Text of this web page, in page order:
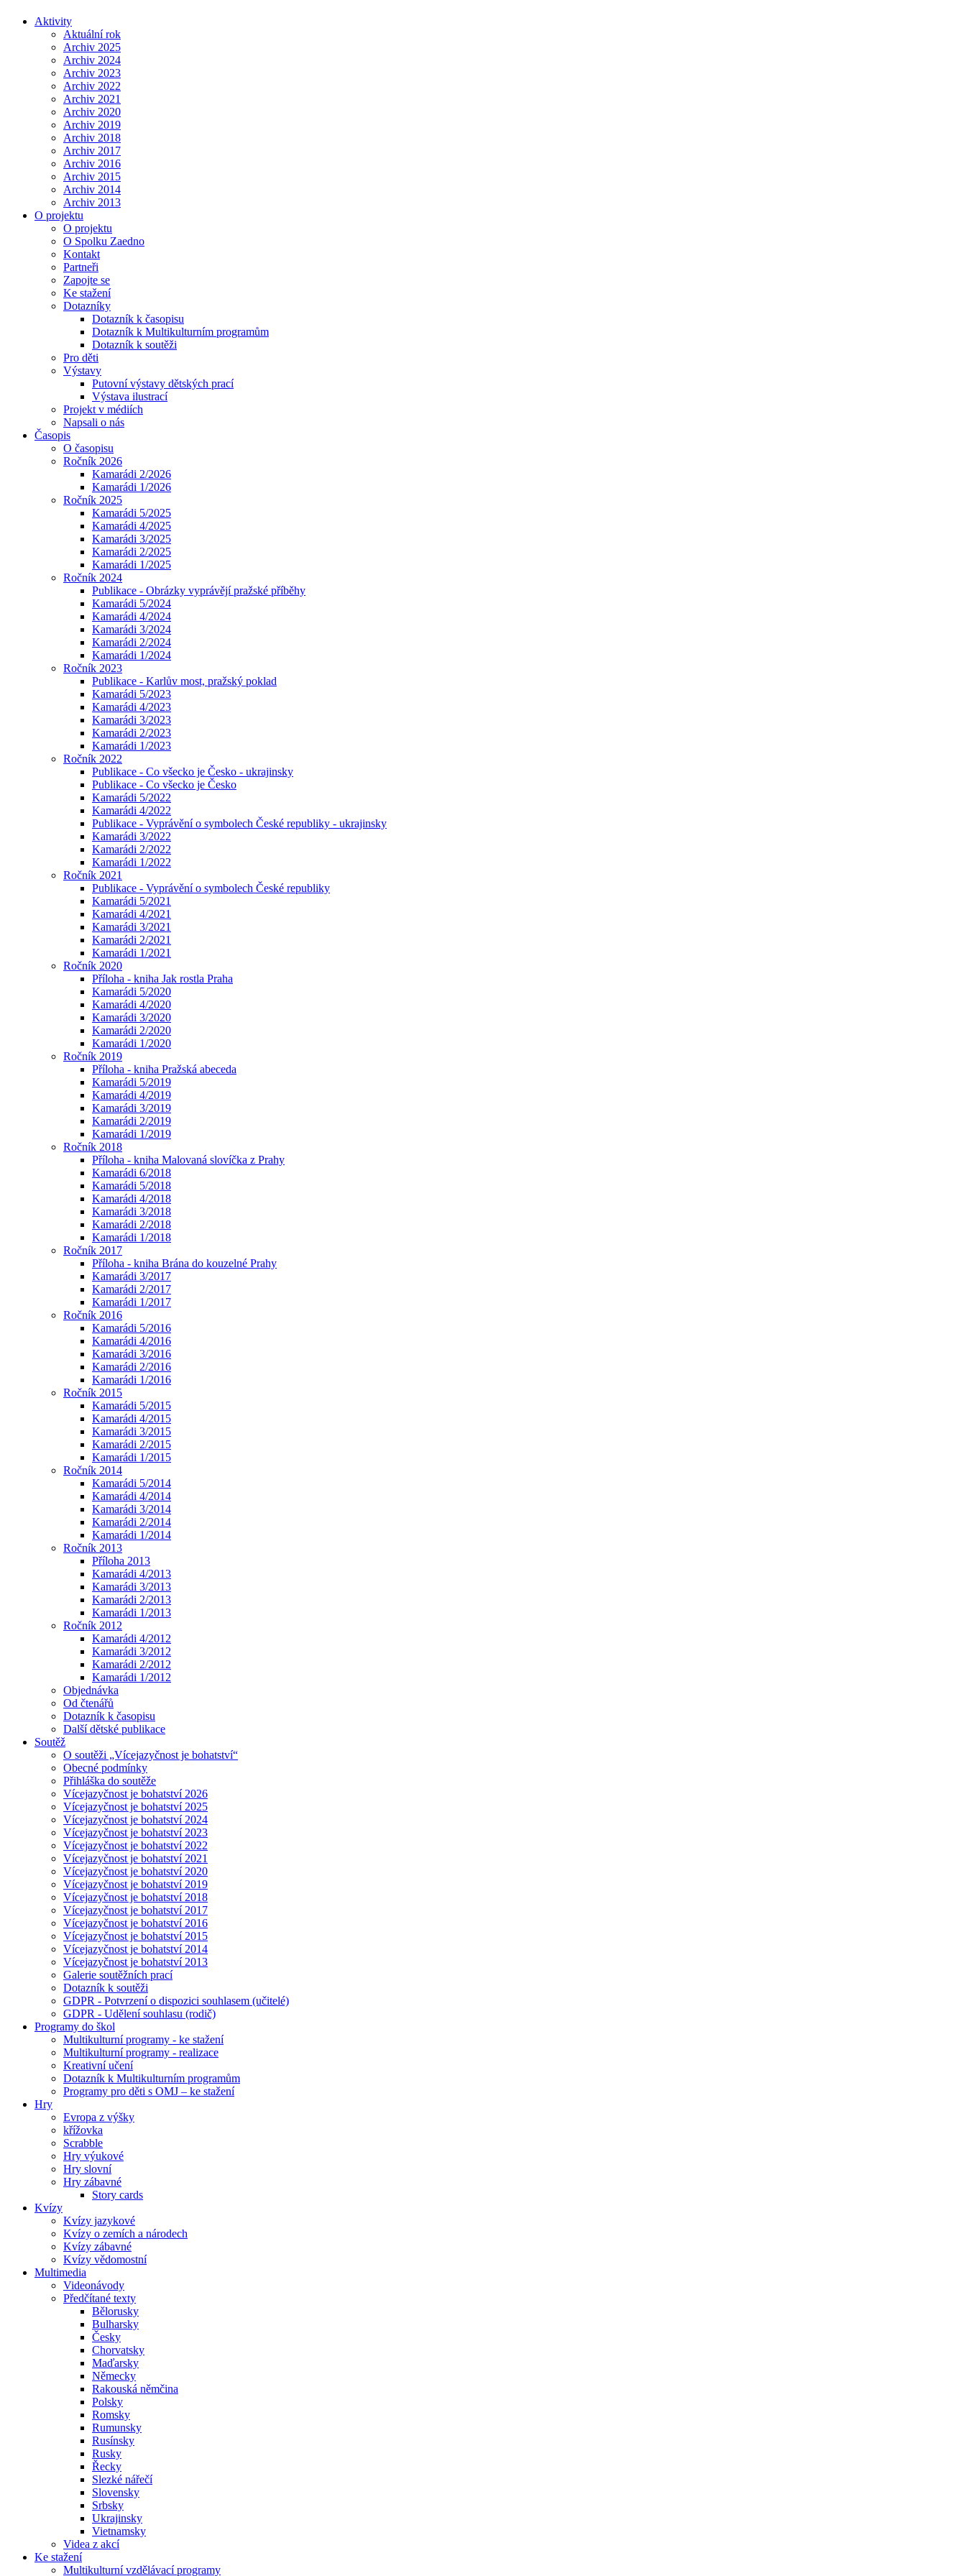
Aktivity
Aktuální rok
Archiv 2025
Archiv 2024
Archiv 2023
Archiv 2022
Archiv 2021
Archiv 2020
Archiv 2019
Archiv 2018
Archiv 2017
Archiv 2016
Archiv 2015
Archiv 2014
Archiv 2013
O projektu
O projektu
O Spolku Zaedno
Kontakt
Partneři
Zapojte se
Ke stažení
Dotazníky
Dotazník k časopisu
Dotazník k Multikulturním programům
Dotazník k soutěži
Pro děti
Výstavy
Putovní výstavy dětských prací
Výstava ilustrací
Projekt v médiích
Napsali o nás
Časopis
O časopisu
Ročník 2026
Kamarádi 2/2026
Kamarádi 1/2026
Ročník 2025
Kamarádi 5/2025
Kamarádi 4/2025
Kamarádi 3/2025
Kamarádi 2/2025
Kamarádi 1/2025
Ročník 2024
Publikace - Obrázky vyprávějí pražské příběhy
Kamarádi 5/2024
Kamarádi 4/2024
Kamarádi 3/2024
Kamarádi 2/2024
Kamarádi 1/2024
Ročník 2023
Publikace - Karlův most, pražský poklad
Kamarádi 5/2023
Kamarádi 4/2023
Kamarádi 3/2023
Kamarádi 2/2023
Kamarádi 1/2023
Ročník 2022
Publikace - Co všecko je Česko - ukrajinsky
Publikace - Co všecko je Česko
Kamarádi 5/2022
Kamarádi 4/2022
Publikace - Vyprávění o symbolech České republiky - ukrajinsky
Kamarádi 3/2022
Kamarádi 2/2022
Kamarádi 1/2022
Ročník 2021
Publikace - Vyprávění o symbolech České republiky
Kamarádi 5/2021
Kamarádi 4/2021
Kamarádi 3/2021
Kamarádi 2/2021
Kamarádi 1/2021
Ročník 2020
Příloha - kniha Jak rostla Praha
Kamarádi 5/2020
Kamarádi 4/2020
Kamarádi 3/2020
Kamarádi 2/2020
Kamarádi 1/2020
Ročník 2019
Příloha - kniha Pražská abeceda
Kamarádi 5/2019
Kamarádi 4/2019
Kamarádi 3/2019
Kamarádi 2/2019
Kamarádi 1/2019
Ročník 2018
Příloha - kniha Malovaná slovíčka z Prahy
Kamarádi 6/2018
Kamarádi 5/2018
Kamarádi 4/2018
Kamarádi 3/2018
Kamarádi 2/2018
Kamarádi 1/2018
Ročník 2017
Příloha - kniha Brána do kouzelné Prahy
Kamarádi 3/2017
Kamarádi 2/2017
Kamarádi 1/2017
Ročník 2016
Kamarádi 5/2016
Kamarádi 4/2016
Kamarádi 3/2016
Kamarádi 2/2016
Kamarádi 1/2016
Ročník 2015
Kamarádi 5/2015
Kamarádi 4/2015
Kamarádi 3/2015
Kamarádi 2/2015
Kamarádi 1/2015
Ročník 2014
Kamarádi 5/2014
Kamarádi 4/2014
Kamarádi 3/2014
Kamarádi 2/2014
Kamarádi 1/2014
Ročník 2013
Příloha 2013
Kamarádi 4/2013
Kamarádi 3/2013
Kamarádi 2/2013
Kamarádi 1/2013
Ročník 2012
Kamarádi 4/2012
Kamarádi 3/2012
Kamarádi 2/2012
Kamarádi 1/2012
Objednávka
Od čtenářů
Dotazník k časopisu
Další dětské publikace
Soutěž
O soutěži „Vícejazyčnost je bohatství“
Obecné podmínky
Přihláška do soutěže
Vícejazyčnost je bohatství 2026
Vícejazyčnost je bohatství 2025
Vícejazyčnost je bohatství 2024
Vícejazyčnost je bohatství 2023
Vícejazyčnost je bohatství 2022
Vícejazyčnost je bohatství 2021
Vícejazyčnost je bohatství 2020
Vícejazyčnost je bohatství 2019
Vícejazyčnost je bohatství 2018
Vícejazyčnost je bohatství 2017
Vícejazyčnost je bohatství 2016
Vícejazyčnost je bohatství 2015
Vícejazyčnost je bohatství 2014
Vícejazyčnost je bohatství 2013
Galerie soutěžních prací
Dotazník k soutěži
GDPR - Potvrzení o dispozici souhlasem (učitelé)
GDPR - Udělení souhlasu (rodič)
Programy do škol
Multikulturní programy - ke stažení
Multikulturní programy - realizace
Kreativní učení
Dotazník k Multikulturním programům
Programy pro děti s OMJ – ke stažení
Hry
Evropa z výšky
křížovka
Scrabble
Hry výukové
Hry slovní
Hry zábavné
Story cards
Kvízy
Kvízy jazykové
Kvízy o zemích a národech
Kvízy zábavné
Kvízy vědomostní
Multimedia
Videonávody
Předčítané texty
Bělorusky
Bulharsky
Česky
Chorvatsky
Maďarsky
Německy
Rakouská němčina
Polsky
Romsky
Rumunsky
Rusínsky
Rusky
Řecky
Slezké nářečí
Slovensky
Srbsky
Ukrajinsky
Vietnamsky
Videa z akcí
Ke stažení
Multikulturní vzdělávací programy